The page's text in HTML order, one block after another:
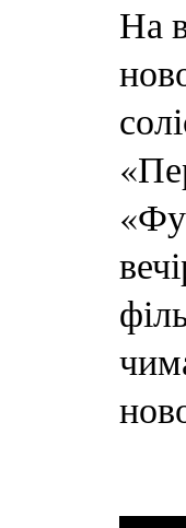
На